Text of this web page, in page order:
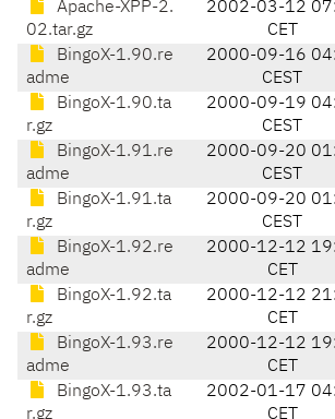
Apache-XPP-2.
02.tar.gz
2002-03-12
CET
BingoX-1.90.re
adme
2000-09-16
CEST
BingoX-1.90.ta
r.gz
2000-09-19
CEST
BingoX-1.91.re
adme
2000-09-20
CEST
BingoX-1.91.ta
r.gz
2000-09-20
CEST
BingoX-1.92.re
adme
2000-12-12
CET
BingoX-1.92.ta
r.gz
2000-12-12
CET
BingoX-1.93.re
adme
2000-12-12
CET
BingoX-1.93.ta
r.gz
2002-01-17
CET